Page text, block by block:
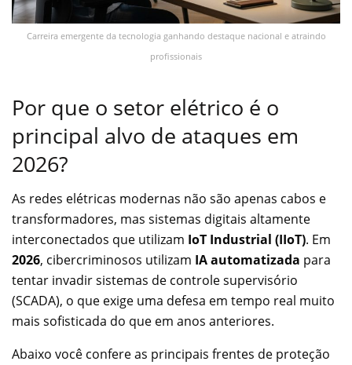
Carreira emergente da tecnologia ganhando destaque nacional e atraindo
profissionais
Por que o setor elétrico é o
principal alvo de ataques em
2026?
As redes elétricas modernas não são apenas cabos e
transformadores, mas sistemas digitais altamente
interconectados que utilizam IoT Industrial (IIoT). Em
2026, cibercriminosos utilizam IA automatizada para
tentar invadir sistemas de controle supervisório
(SCADA), o que exige uma defesa em tempo real muito
mais sofisticada do que em anos anteriores.
Abaixo você confere as principais frentes de proteção